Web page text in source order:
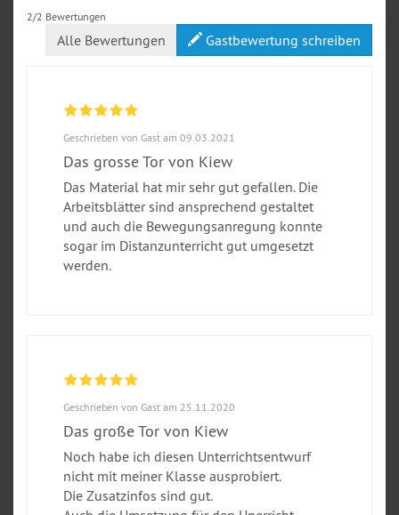
2/2 Bewertungen
Alle Bewertungen Gastbewertung schreiben
Geschrieben von Gast am 09.03.2021
Das grosse Tor von Kiew
Das Material hat mir sehr gut gefallen. Die
Arbeitsblätter sind ansprechend gestaltet
und auch die Bewegungsanregung konnte
sogar im Distanzunterricht gut umgesetzt
werden.
Geschrieben von Gast am 25.11.2020
Das große Tor von Kiew
Noch habe ich diesen Unterrichtsentwurf
nicht mit meiner Klasse ausprobiert.
Die Zusatzinfos sind gut.